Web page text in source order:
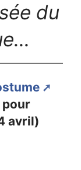
du
pour
avril)